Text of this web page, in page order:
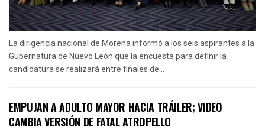
La dirigencia nacional de Morena informó a los seis aspirantes a la
Gubernatura de Nuevo León que la encuesta para definir la
candidatura se realizará entre finales de...
EMPUJAN A ADULTO MAYOR HACIA TRÁILER; VIDEO
CAMBIA VERSIÓN DE FATAL ATROPELLO